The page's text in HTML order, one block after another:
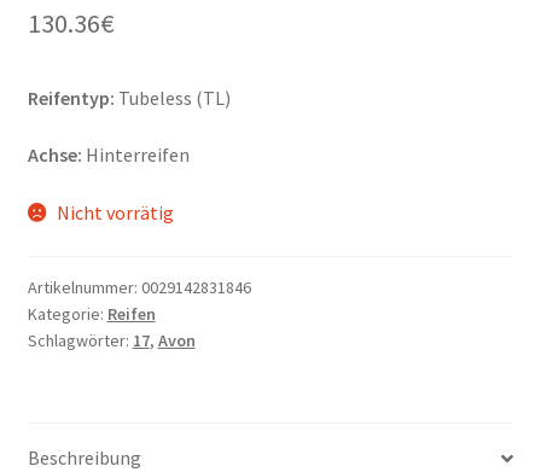
130.36€
Reifentyp: Tubeless (TL)
Achse: Hinterreifen
Nicht vorrätig
Artikelnummer: 0029142831846
Kategorie: Reifen
Schlagwörter: 17, Avon
Beschreibung